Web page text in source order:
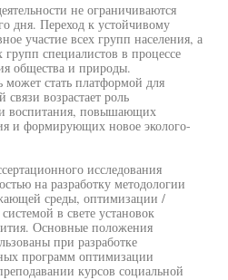
не ограничиваются
дня. Переход к устойчивому
участие всех групп населения, а
специалистов в процессе
общества и природы.
может стать платформой для
возрастает роль
и воспитания, повышающих
и формирующих новое эколого-
исследования
на разработку методологии
среды, оптимизации /
в свете установок
Основные положения
при разработке
программ оптимизации
курсов социальной